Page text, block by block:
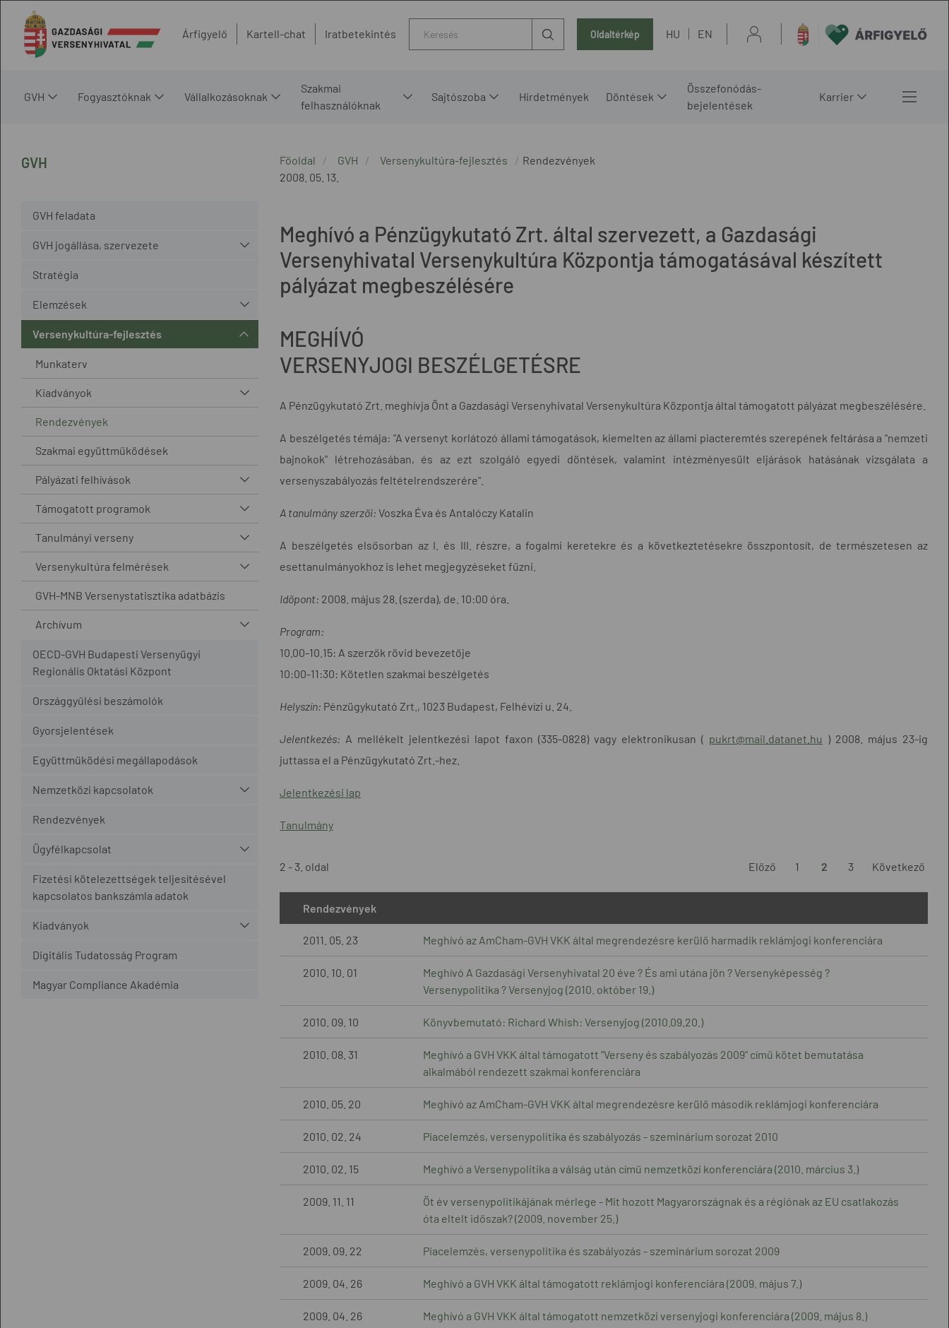
Árfigyelő Kartell-chat Iratbetekintés Oldaltérkép HU EN
GVH Fogyasztóknak Vállalkozásoknak
Szakmai
felhasználóknak
Sajtószoba Hirdetmények Döntések
Összefonódás-
bejelentések
Karrier
GVH
GVH feladata
GVH jogállása, szervezete
Stratégia
Elemzések
Versenykultúra-fejlesztés
Munkaterv
Kiadványok
Rendezvények
Szakmai együttműködések
Pályázati felhívások
Támogatott programok
Tanulmányi verseny
Versenykultúra felmérések
GVH-MNB Versenystatisztika adatbázis
Archívum
OECD-GVH Budapesti Versenyügyi
Regionális Oktatási Központ
Országgyűlési beszámolók
Gyorsjelentések
Együttműködési megállapodások
Nemzetközi kapcsolatok
Rendezvények
Ügyfélkapcsolat
Fizetési kötelezettségek teljesítésével
kapcsolatos bankszámla adatok
Kiadványok
Digitális Tudatosság Program
Magyar Compliance Akadémia
Főoldal GVH Versenykultúra-fejlesztés
Rendezvények
2008. 05. 13.
Meghívó a Pénzügykutató Zrt. által szervezett, a Gazdasági
Versenyhivatal Versenykultúra Központja támogatásával készített
pályázat megbeszélésére
MEGHÍVÓ
VERSENYJOGI BESZÉLGETÉSRE
A Pénzügykutató Zrt. meghívja Önt a Gazdasági Versenyhivatal Versenykultúra Központja által támogatott pályázat megbeszélésére.
A beszélgetés témája: "A versenyt korlátozó állami támogatások, kiemelten az állami piacteremtés szerepének feltárása a "nemzeti
bajnokok" létrehozásában, és az ezt szolgáló egyedi döntések, valamint intézményesült eljárások hatásának vizsgálata a
versenyszabályozás feltételrendszerére".
A tanulmány szerzői: Voszka Éva és Antalóczy Katalin
A beszélgetés elsősorban az I. és III. részre, a fogalmi keretekre és a következtetésekre összpontosít, de természetesen az
esettanulmányokhoz is lehet megjegyzéseket fűzni.
Időpont: 2008. május 28. (szerda), de. 10:00 óra.
Program:
10.00-10.15: A szerzők rövid bevezetője
10:00-11:30: Kötetlen szakmai beszélgetés
Helyszín: Pénzügykutató Zrt., 1023 Budapest, Felhévízi u. 24.
Jelentkezés: A mellékelt jelentkezési lapot faxon (335-0828) vagy elektronikusan ( pukrt@mail.datanet.hu ) 2008. május 23-ig
juttassa el a Pénzügykutató Zrt.-hez.
Jelentkezési lap
Tanulmány
2 - 3. oldal Előző 1 2 3 Következő
Rendezvények
2011. 05. 23 Meghívó az AmCham-GVH VKK által megrendezésre kerülő harmadik reklámjogi konferenciára
2010. 10. 01
Meghívó A Gazdasági Versenyhivatal 20 éve ? És ami utána jön ? Versenyképesség ?
Versenypolitika ? Versenyjog (2010. október 19.)
2010. 09. 10 Könyvbemutató: Richard Whish: Versenyjog (2010.09.20.)
2010. 08. 31
Meghívó a GVH VKK által támogatott "Verseny és szabályozás 2009" című kötet bemutatása
alkalmából rendezett szakmai konferenciára
2010. 05. 20 Meghívó az AmCham-GVH VKK által megrendezésre kerülő második reklámjogi konferenciára
2010. 02. 24 Piacelemzés, versenypolitika és szabályozás - szeminárium sorozat 2010
2010. 02. 15 Meghívó a Versenypolitika a válság után című nemzetközi konferenciára (2010. március 3.)
2009. 11. 11
Öt év versenypolitikájának mérlege - Mit hozott Magyarországnak és a régiónak az EU csatlakozás
óta eltelt időszak? (2009. november 25.)
2009. 09. 22 Piacelemzés, versenypolitika és szabályozás - szeminárium sorozat 2009
2009. 04. 26 Meghívó a GVH VKK által támogatott reklámjogi konferenciára (2009. május 7.)
2009. 04. 26 Meghívó a GVH VKK által támogatott nemzetközi versenyjogi konferenciára (2009. május 8.)